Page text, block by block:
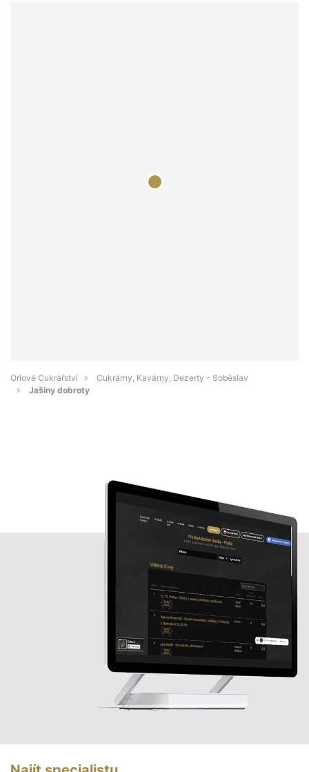
Orlové Cukrářství
Cukrárny, Kavárny, Dezerty - Soběslav
Jašiny dobroty